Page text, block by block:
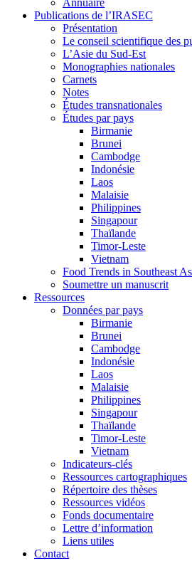
Annuaire
Publications de l’IRASEC
Présentation
Le conseil scientifique des
L’Asie du Sud-Est
Monographies nationales
Carnets
Notes
Études transnationales
Études par pays
Birmanie
Brunei
Cambodge
Indonésie
Laos
Malaisie
Philippines
Singapour
Thaïlande
Timor-Leste
Vietnam
Food Trends in Southeast
Soumettre un manuscrit
Ressources
Données par pays
Birmanie
Brunei
Cambodge
Indonésie
Laos
Malaisie
Philippines
Singapour
Thaïlande
Timor-Leste
Vietnam
Indicateurs-clés
Ressources cartographiques
Répertoire des thèses
Ressources vidéos
Fonds documentaire
Lettre d’information
Liens utiles
Contact